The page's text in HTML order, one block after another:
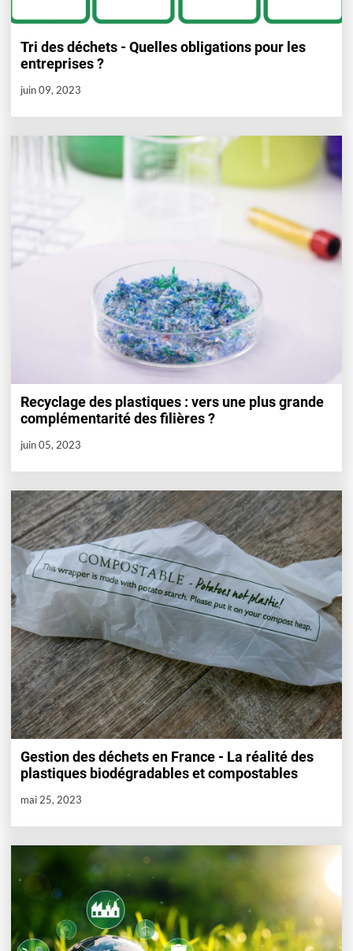
Tri des déchets - Quelles obligations pour les
entreprises ?
juin 09, 2023
Recyclage des plastiques : vers une plus grande
complémentarité des filières ?
juin 05, 2023
Gestion des déchets en France - La réalité des
plastiques biodégradables et compostables
mai 25, 2023